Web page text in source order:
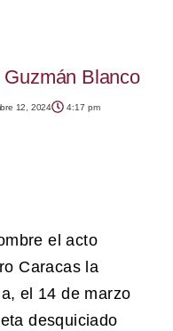
Blanco
12, 2024 4:17 pm
el acto
Caracas la
el 14 de marzo
desquiciado